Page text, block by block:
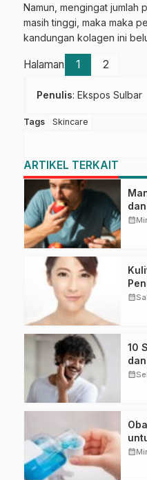
Namun, mengingat jumlah
masih tinggi, maka maka
kandungan kolagen ini
Halaman 1 2
Penulis: Ekspos Sulbar
Tags Skincare
ARTIKEL TERKAIT
calendar_month
calendar_month
10
calendar_month
calendar_month